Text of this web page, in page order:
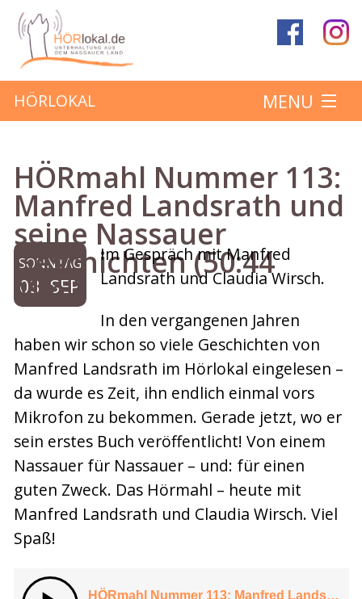
HÖRLOKAL MENU
Hörbeiträge
Über das Projekt
Mitmachen
HÖRmahl Nummer 113:
Manfred Landsrath und
seine Nassauer
Geschichten (50:44
Min.)
SONNTAG
03. SEP
Im Gespräch mit Manfred
Landsrath und Claudia Wirsch.
In den vergangenen Jahren
haben wir schon so viele Geschichten von
Manfred Landsrath im Hörlokal eingelesen –
da wurde es Zeit, ihn endlich einmal vors
Mikrofon zu bekommen. Gerade jetzt, wo er
sein erstes Buch veröffentlicht! Von einem
Nassauer für Nassauer – und: für einen
guten Zweck. Das Hörmahl – heute mit
Manfred Landsrath und Claudia Wirsch. Viel
Spaß!